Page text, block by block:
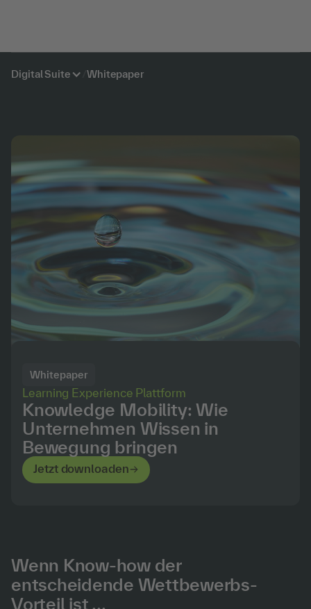
Digital Suite Whitepaper
Whitepaper
Learning Experience Plattform
Knowledge Mobility: Wie
Unternehmen Wissen in
Bewegung bringen
Jetzt downloaden
Wenn Know-how der
entscheidende Wettbewerbs-
Vorteil ist ...